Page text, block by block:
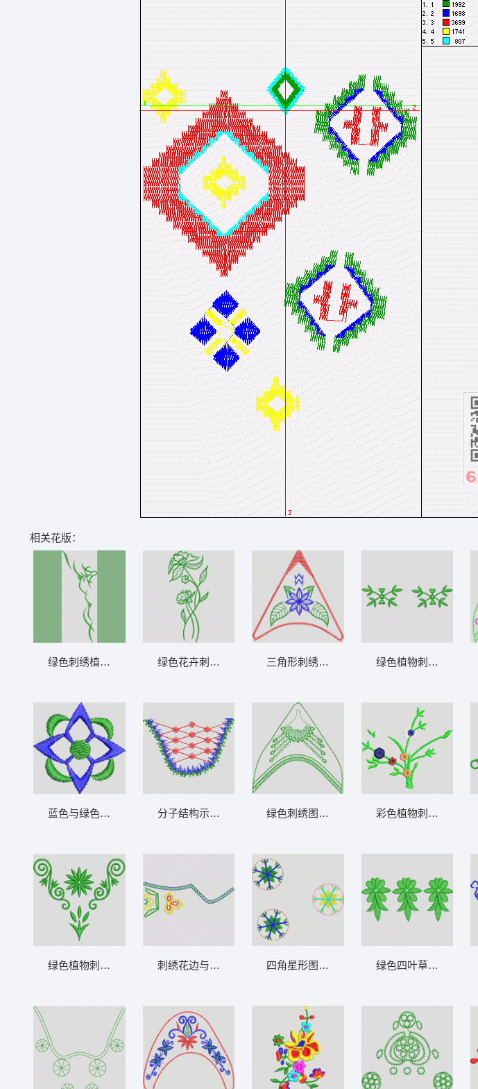
相关花版：
绿色刺绣植物图案 鞋
蓝色与绿色交织的星形图案 鞋
绿色植物刺绣图案 鞋
绿色花卉刺绣图案 鞋
分子结构示意图 鞋
刺绣花边与花朵图案 鞋
三角形刺绣徽章图案 鞋
绿色刺绣图案设计图 鞋
四角星形图案设计图 鞋
绿色植物刺绣图案 鞋
彩色植物刺绣图案 鞋
绿色四叶草刺绣图案 鞋